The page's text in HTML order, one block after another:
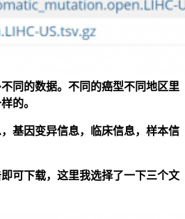
同的数据。不同的癌型不同地区里
的。
基因变异信息，临床信息，样本信
可下载，这里我选择了一下三个文